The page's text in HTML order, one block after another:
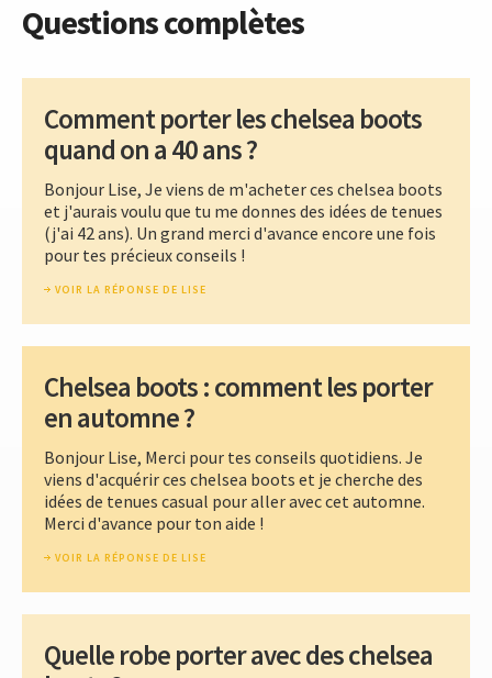
Questions complètes
Comment porter les chelsea boots
quand on a 40 ans ?
Bonjour Lise, Je viens de m'acheter ces chelsea boots
et j'aurais voulu que tu me donnes des idées de tenues
(j'ai 42 ans). Un grand merci d'avance encore une fois
pour tes précieux conseils !
VOIR LA RÉPONSE DE LISE
Chelsea boots : comment les porter
en automne ?
Bonjour Lise, Merci pour tes conseils quotidiens. Je
viens d'acquérir ces chelsea boots et je cherche des
idées de tenues casual pour aller avec cet automne.
Merci d'avance pour ton aide !
VOIR LA RÉPONSE DE LISE
Quelle robe porter avec des chelsea